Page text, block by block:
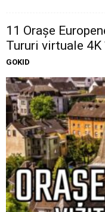
11 Oraşe
Tururi virtuale
GOKID